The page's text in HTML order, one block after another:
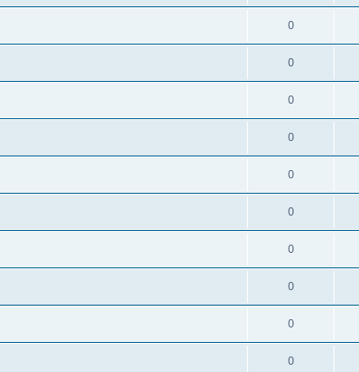
0
0
0
0
0
0
0
0
0
0